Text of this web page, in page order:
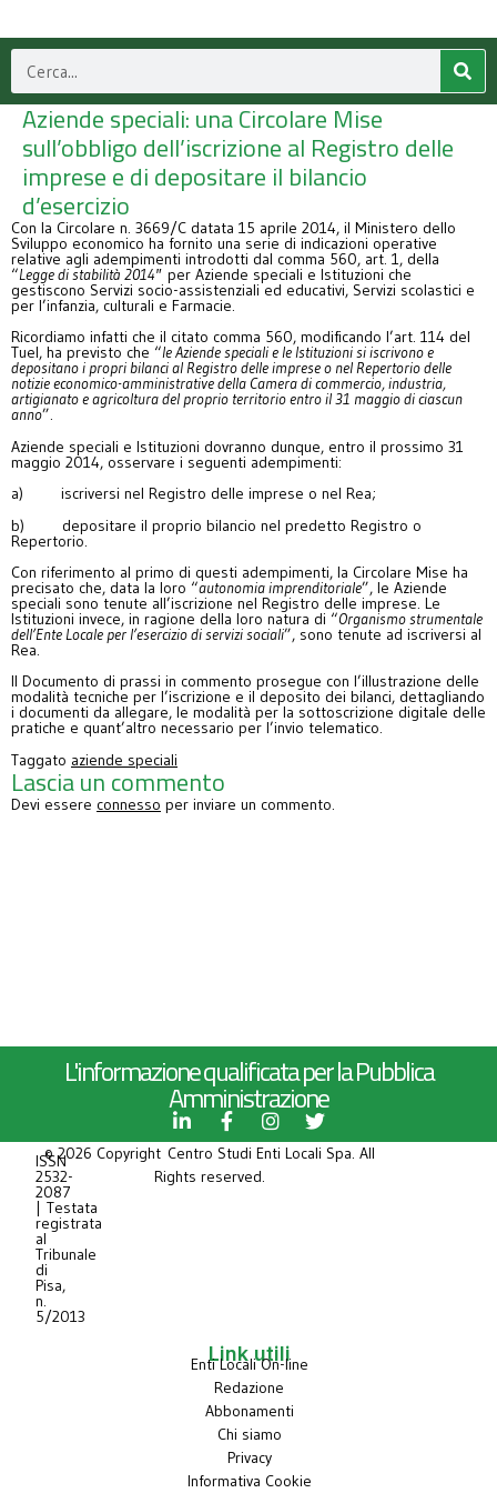
Aziende speciali: una Circolare Mise
sull’obbligo dell’iscrizione al Registro delle
imprese e di depositare il bilancio
d’esercizio
Con la Circolare n. 3669/C datata 15 aprile 2014, il Ministero dello
Sviluppo economico ha fornito una serie di indicazioni operative
relative agli adempimenti introdotti dal comma 560, art. 1, della
“Legge di stabilità 2014″per Aziende speciali e Istituzioni che
gestiscono Servizi socio-assistenziali ed educativi, Servizi scolastici e
per l’infanzia, culturali e Farmacie.
Ricordiamo infatti che il citato comma 560, modificando l’art. 114 del
Tuel, ha previsto che “le Aziende speciali e le Istituzioni si iscrivono e
depositano i propri bilanci al Registro delle imprese o nel Repertorio delle
notizie economico-amministrative della Camera di commercio, industria,
artigianato e agricoltura del proprio territorio entro il 31 maggio di ciascun
anno”.
Aziende speciali e Istituzioni dovranno dunque, entro il prossimo 31
maggio 2014, osservare i seguenti adempimenti:
a) iscriversi nel Registro delle imprese o nel Rea;
b) depositare il proprio bilancio nel predetto Registro o
Repertorio.
Con riferimento al primo di questi adempimenti, la Circolare Mise ha
precisato che, data la loro “autonomia imprenditoriale”, le Aziende
speciali sono tenute all’iscrizione nel Registro delle imprese. Le
Istituzioni invece, in ragione della loro natura di “Organismo strumentale
dell’Ente Locale per l’esercizio di servizi sociali”, sono tenute ad iscriversi al
Rea.
Il Documento di prassi in commento prosegue con l’illustrazione delle
modalità tecniche per l’iscrizione e il deposito dei bilanci, dettagliando
i documenti da allegare, le modalità per la sottoscrizione digitale delle
pratiche e quant’altro necessario per l’invio telematico.
Taggato aziende speciali
Lascia un commento
Devi essere connesso per inviare un commento.
L'informazione qualificata per la Pubblica
Amministrazione
ISSN
2532-
2087
| Testata
registrata
al
Tribunale
di
Pisa,
n.
5/2013
© 2026 Copyright Centro Studi Enti Locali Spa. All
Rights reserved.
Link utili
Enti Locali On-line
Redazione
Abbonamenti
Chi siamo
Privacy
Informativa Cookie